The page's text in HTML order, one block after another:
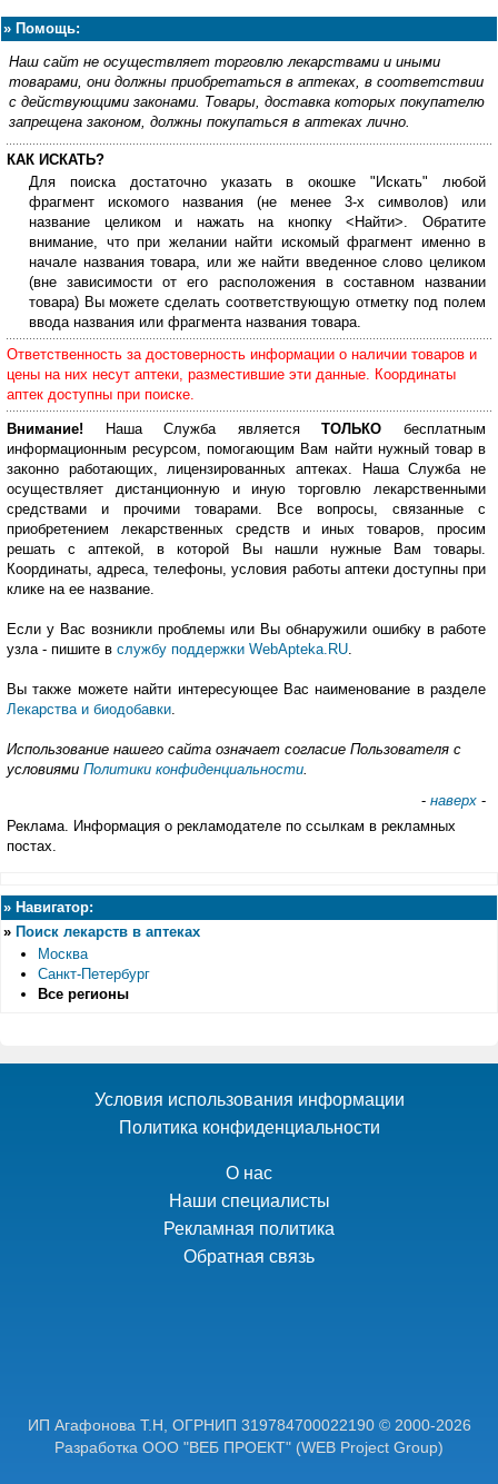
» Помощь:
Наш сайт не осуществляет торговлю лекарствами и иными
товарами, они должны приобретаться в аптеках, в соответствии
с действующими законами. Товары, доставка которых покупателю
запрещена законом, должны покупаться в аптеках лично.
КАК ИСКАТЬ?
Для поиска достаточно указать в окошке "Искать" любой
фрагмент искомого названия (не менее 3-х символов) или
название целиком и нажать на кнопку <Найти>. Обратите
внимание, что при желании найти искомый фрагмент именно в
начале названия товара, или же найти введенное слово целиком
(вне зависимости от его расположения в составном названии
товара) Вы можете сделать соответствующую отметку под полем
ввода названия или фрагмента названия товара.
Ответственность за достоверность информации о наличии товаров и
цены на них несут аптеки, разместившие эти данные. Координаты
аптек доступны при поиске.
Внимание! Наша Служба являетсяТОЛЬКО бесплатным
информационным ресурсом, помогающим Вам найти нужный товар в
законно работающих, лицензированных аптеках. Наша Служба не
осуществляет дистанционную и иную торговлю лекарственными
средствами и прочими товарами. Все вопросы, связанные с
приобретением лекарственных средств и иных товаров, просим
решать с аптекой, в которой Вы нашли нужные Вам товары.
Координаты, адреса, телефоны, условия работы аптеки доступны при
клике на ее название.
Если у Вас возникли проблемы или Вы обнаружили ошибку в работе
узла - пишите в службу поддержки WebApteka.RU
Вы также можете найти интересующее Вас наименование в разделе
Лекарства и биодобавки
Использование нашего сайта означает согласие Пользователя с
условиями Политики конфиденциальности
- наверх -
Реклама. Информация о рекламодателе по ссылкам в рекламных
постах.
» Навигатор:
» Поиск лекарств в аптеках
Москва
Санкт-Петербург
Все регионы
Условия использования информации
Политика конфиденциальности
О нас
Наши специалисты
Рекламная политика
Обратная связь
ИП Агафонова Т.Н, ОГРНИП 319784700022190 © 2000-2026
Разработка ООО "ВЕБ ПРОЕКТ" (WEB Project Group)